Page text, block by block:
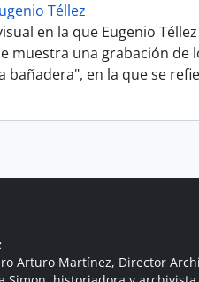
Téllez
en la que Eugenio
muestra una grabación de
bañadera", en la que se
Arturo Martínez, Director